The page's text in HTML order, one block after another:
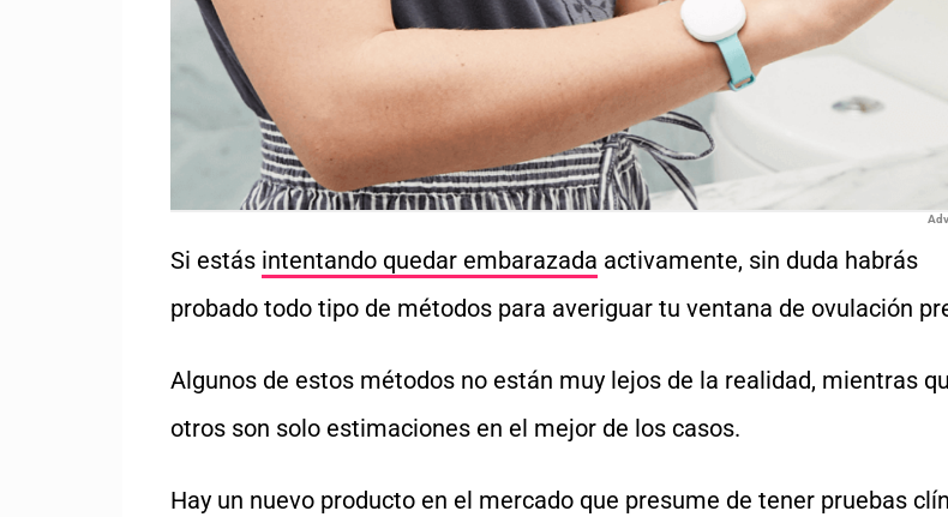
Si estás intentando quedar embarazada activamente, sin duda habrás
probado todo tipo de métodos para averiguar tu ventana de ovulación
Algunos de estos métodos no están muy lejos de la realidad, mientras
otros son solo estimaciones en el mejor de los casos.
Hay un nuevo producto en el mercado que presume de tener pruebas